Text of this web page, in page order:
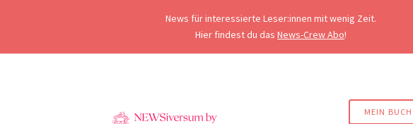
News für interessierte Leser:innen mit wenig Zeit.
Hier findest du das News-Crew Abo!
MEIN